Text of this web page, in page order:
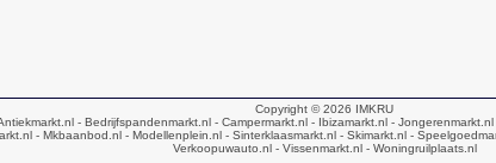
Copyright © 2026 IMKRU
- Bedrijfspandenmarkt.nl - Campermarkt.nl - Ibizamarkt.nl - Jongerenmarkt.nl
- Mkbaanbod.nl- Modellenplein.nl- Sinterklaasmarkt.nl- Skimarkt.nl-
Verkoopuwauto.nl- Vissenmarkt.nl- Woningruilplaats.nl